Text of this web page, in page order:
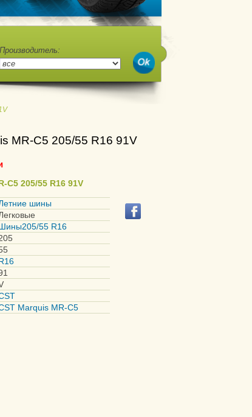
Производитель:
MR-C5 205/55 R16 91V
C5 205/55 R16 91V
шины
55 R16
Marquis MR-C5